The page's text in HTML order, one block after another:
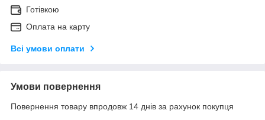
Готівкою
Оплата на карту
Всі умови оплати
Умови повернення
Повернення товару впродовж 14 днів за рахунок покупця